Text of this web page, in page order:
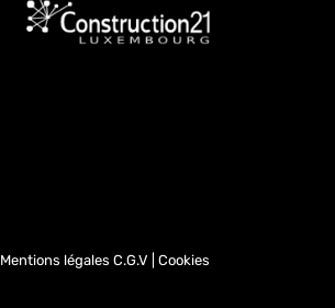
Mentions légales C.G.V Cookies